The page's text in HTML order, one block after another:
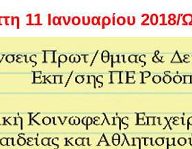
11 Ιανουαρίου 2018/